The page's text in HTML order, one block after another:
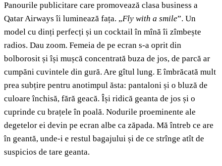
Panourile publicitare care promovează clasa business a
Qatar Airways îi luminează fața. „Fly with a smile”. Un
model cu dinți perfecți și un cocktail în mînă îi zîmbește
radios. Dau zoom. Femeia de pe ecran s-a oprit din
bolborosit și își mușcă concentrată buza de jos, de parcă ar
cumpăni cuvintele din gură. Are gîtul lung. E îmbrăcată mult
prea subțire pentru anotimpul ăsta: pantaloni și o bluză de
culoare închisă, fără geacă. Își ridică geanta de jos și o
cuprinde cu brațele în poală. Nodurile proeminente ale
degetelor ei devin pe ecran albe ca zăpada. Mă întreb ce are
în geantă, unde-i e restul bagajului și de ce strînge atît de
suspicios de tare geanta.